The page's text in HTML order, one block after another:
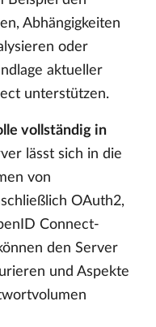
Abhängigkeiten
oder
aktueller
unterstützen.
vollständig in
lässt sich in die
von
OAuth2,
Connect-
den Server
und Aspekte